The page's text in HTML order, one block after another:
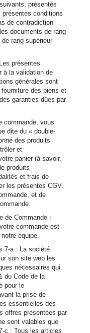
présentés
conditions
de contradiction
documents de rang
rang supérieur
présentes
à la validation de
générales sont
des biens et
garanties dûes par
commande, vous
dite du « double-
des produits
et
panier (à savoir,
produits
et frais de
les présentes CGV,
et de
de Commande :
commande est
équipe.
7-a : La société
son site web les
nécessaires qui
du Code de la
pour le
la prise de
essentielles des
offres présentées par
sont valables que
c : Tous les articles